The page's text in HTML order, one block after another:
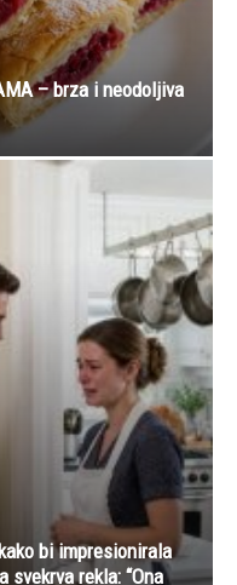
– brza i neodoljiva
bi impresionirala
svekrva rekla: “Ona